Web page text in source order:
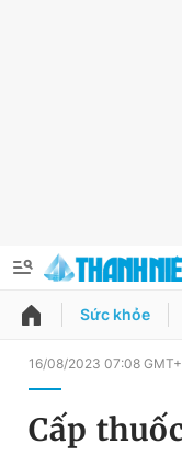
QUẢNG CÁO
Đổi mật khẩu
Sức khỏe
16/08/2023 07:08
Cấp